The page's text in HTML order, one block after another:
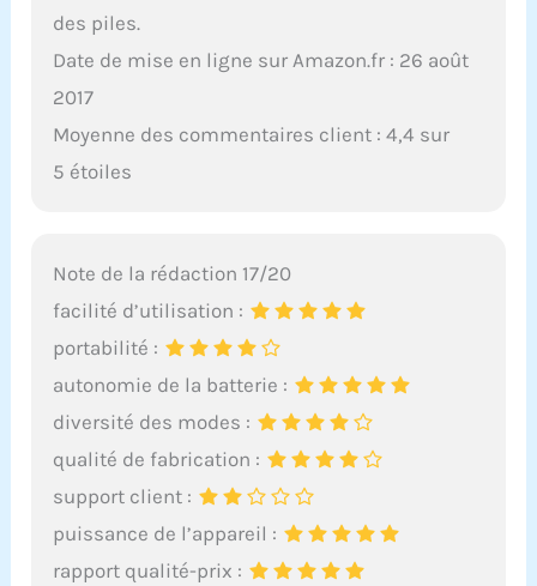
des piles.
Date de mise en ligne sur Amazon.fr : 26 août
2017
Moyenne des commentaires client : 4,4 sur
5 étoiles
Note de la rédaction 17/20
facilité d’utilisation :
portabilité :
autonomie de la batterie :
diversité des modes :
qualité de fabrication :
support client :
puissance de l’appareil :
rapport qualité-prix :